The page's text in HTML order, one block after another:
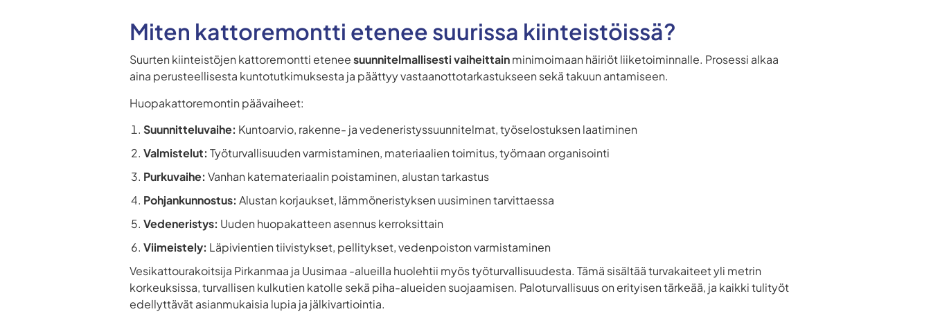
Miten kattoremontti etenee suurissa kiinteistöissä?
Suurten kiinteistöjen kattoremontti eteneesuunnitelmallisesti vaiheittainminimoimaan häiriöt liiketoiminnalle. Prosessi alkaa
aina perusteellisesta kuntotutkimuksesta ja päättyy vastaanottotarkastukseen sekä takuun antamiseen.
Huopakattoremontin päävaiheet:
Suunnitteluvaihe: Kuntoarvio, rakenne- ja vedeneristyssuunnitelmat, työselostuksen laatiminen
Valmistelut: Työturvallisuuden varmistaminen, materiaalien toimitus, työmaan organisointi
Purkuvaihe: Vanhan katemateriaalin poistaminen, alustan tarkastus
Pohjankunnostus: Alustan korjaukset, lämmöneristyksen uusiminen tarvittaessa
Vedeneristys: Uuden huopakatteen asennus kerroksittain
Viimeistely: Läpivientien tiivistykset, pellitykset, vedenpoiston varmistaminen
Vesikattourakoitsija Pirkanmaa ja Uusimaa -alueilla huolehtii myös työturvallisuudesta. Tämä sisältää turvakaiteet yli metrin
korkeuksissa, turvallisen kulkutien katolle sekä piha-alueiden suojaamisen. Paloturvallisuus on erityisen tärkeää, ja kaikki tulityöt
edellyttävät asianmukaisia lupia ja jälkivartiointia.